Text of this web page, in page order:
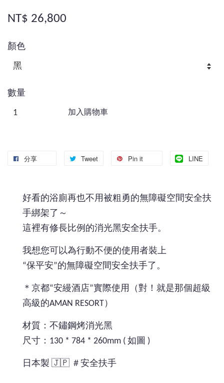
NT$ 26,800
顏色
數量
加入購物車
分享 Tweet Pin it LINE
好看的浴廁再也不用被粗勇的無障礙空間安全扶
手綁架了～
這裡有修長比例的消光黑安全扶手。
我想您可以為行動不便的使用者裝上
“保平安”的無障礙空間安全扶手了。
＊京都“安縵酒店”實際使用（對！就是那個超級
高級的AMAN RESORT）
材質：不鏽鋼烤消光黑
尺寸：130 * 784 * 260mm ( 如圖 )
日本製 🇯🇵 ＃安全扶手